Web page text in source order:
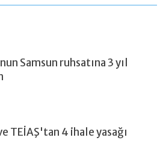
Samsun ruhsatına 3 yıl
TEİAŞ'tan 4 ihale yasağı